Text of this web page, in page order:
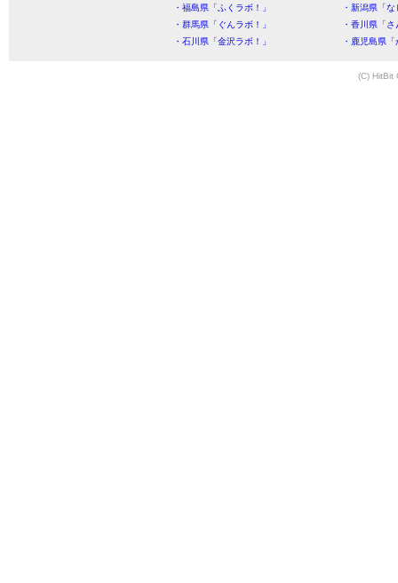
・福島県「ふくラボ！」
・新潟県「
・群馬県「ぐんラボ！」
・香川県「
・石川県「金沢ラボ！」
・鹿児島県
(C) HitBit